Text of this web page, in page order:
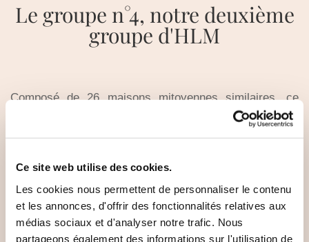
Ce site web utilise des cookies.
Les cookies nous permettent de personnaliser le contenu
et les annonces, d'offrir des fonctionnalités relatives aux
médias sociaux et d'analyser notre trafic. Nous
partageons également des informations sur l'utilisation de
Le groupe n°4, notre deuxième
groupe d'HLM
Composé de 26 maisons mitoyennes similaires, ce
groupe d'habitations a été créé dans le cadre de la
habitent. Conçues avec une stucture en bois bleu
foncé, elles furent prêtes pour l'emménagement en
février 2002. Comme dans le groupe n°2, l'autre groupe
de HLM de l'écovillage, la durabilité des matériaux a été